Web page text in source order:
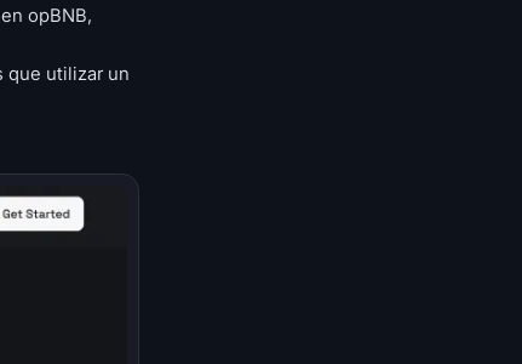
opBNB,
que utilizar un